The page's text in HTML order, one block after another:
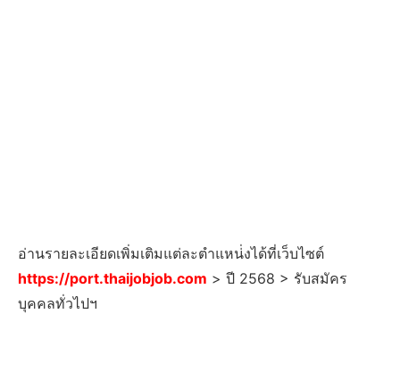
อ่านรายละเอียดเพิ่มเติมแต่ละตำแหน่่งได้ที่เว็บไซต์
https://port.thaijobjob.com > ปี 2568 > รับสมัคร
บุคคลทั่วไปฯ